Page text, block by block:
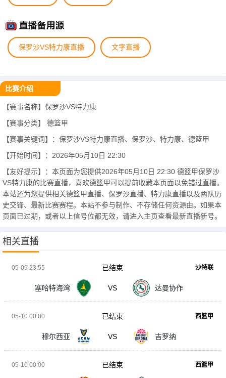
保罗沙VS特力康直播 文字直播
比赛介绍
【赛事名称】保罗沙VS特力康
【赛事分类】 德篮甲
【赛事关键词】：保罗沙VS特力康直播、保罗沙、特力康、德篮甲
【开始时间】：2026年05月10日 22:30
【友好提示】：本页面为您提供2026年05月10日 22:30 德篮甲保罗沙
VS特力康的比赛直播，喜欢德篮甲可以提前收藏本页面以免错过直播。
本站还为您提供相关德篮甲直播、保罗沙直播、特力康直播以及两队历
史交锋、最新比赛赛程。本站不参与制作、不存储任何资源由。如果本
页面已过期，或者以上信号位都无效，请进入主页查看最新直播新号。
相关直播
05-09 23:55 沙特联
塞哈特海湾 VS 达曼协作
已结束
05-10 00:00 西篮甲
穆尔西亚 VS 吉罗纳
已结束
05-10 00:00 西篮甲
已结束